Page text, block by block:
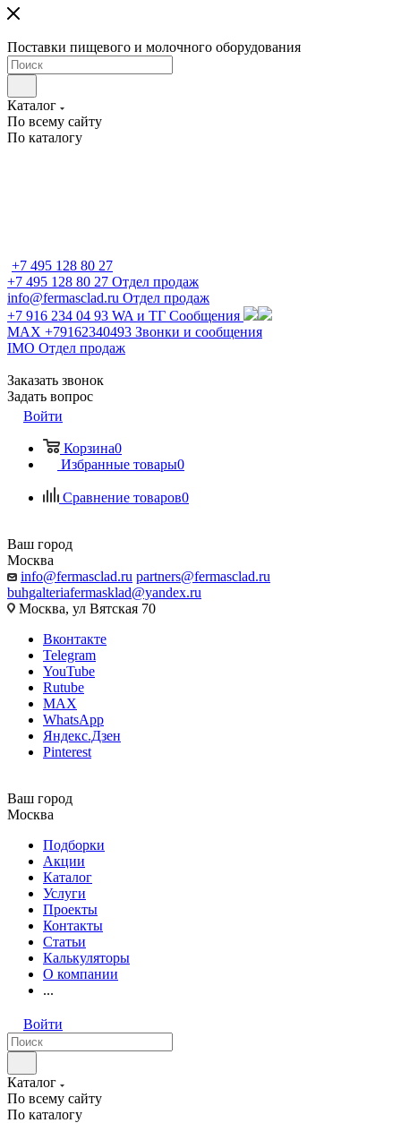
Поставки пищевого и молочного оборудования
Каталог
По всему сайту
По каталогу
+7 495 128 80 27
+7 495 128 80 27 Отдел продаж
info@fermasclad.ru Отдел продаж
+7 916 234 04 93 WA и ТГ Сообщения
MAX +79162340493 Звонки и сообщения
IMO Отдел продаж
Заказать звонок
Задать вопрос
Войти
Корзина0
Избранные товары0
Сравнение товаров0
Ваш город
Москва
info@fermasclad.ru partners@fermasclad.ru
buhgalteriafermasklad@yandex.ru
Москва, ул Вятская 70
Вконтакте
Telegram
YouTube
Rutube
MAX
WhatsApp
Яндекс.Дзен
Pinterest
Ваш город
Москва
Подборки
Акции
Каталог
Услуги
Проекты
Контакты
Статьи
Калькуляторы
О компании
...
Войти
Каталог
По всему сайту
По каталогу